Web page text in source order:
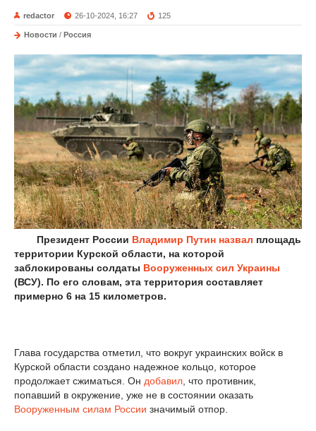
redactor 26-10-2024, 16:27 125
Новости / Россия
Президент России Владимир Путин назвал площадь
территории Курской области, на которой
заблокированы солдаты Вооруженных сил Украины
(ВСУ). По его словам, эта территория составляет
примерно 6 на 15 километров.
Глава государства отметил, что вокруг украинских войск в
Курской области создано надежное кольцо, которое
продолжает сжиматься. Он добавил , что противник,
попавший в окружение, уже не в состоянии оказать
Вооруженным силам России значимый отпор.